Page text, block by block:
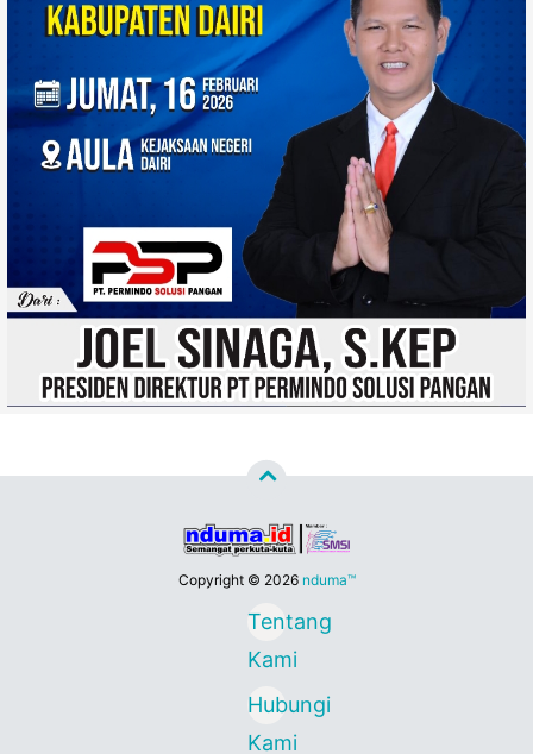
Copyright © 2026 nduma™
Tentang
Kami
Hubungi
Kami